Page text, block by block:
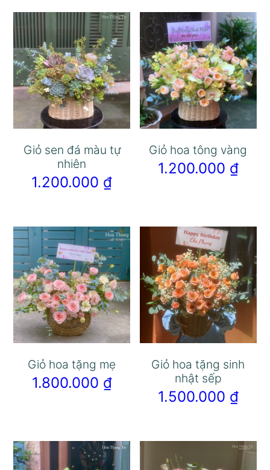
Giỏ sen đá màu tự
nhiên
1.200.000 ₫
Giỏ hoa tông vàng
1.200.000 ₫
Giỏ hoa tặng mẹ
1.800.000 ₫
Giỏ hoa tặng sinh
nhật sếp
1.500.000 ₫